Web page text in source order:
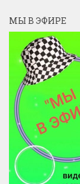
МЫ В ЭФИРЕ